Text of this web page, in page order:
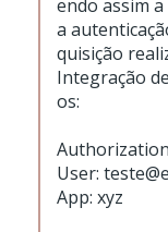
endo assim
a
quisição
Integração
os:
User:
App: xyz